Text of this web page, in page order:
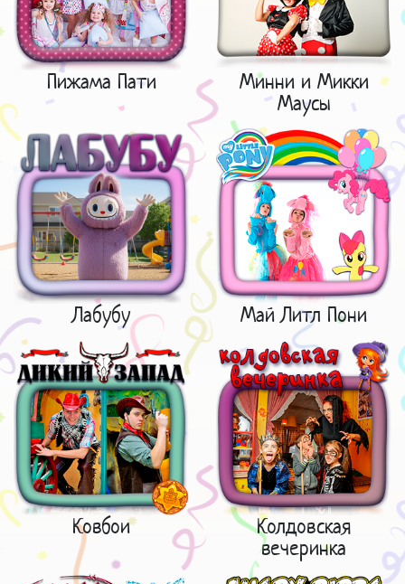
Пижама Пати
Минни и Микки
Маусы
Лабубу Май Литл Пони
Ковбои
Колдовская
вечеринка